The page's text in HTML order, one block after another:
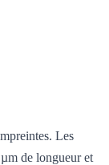
Les
de longueur et